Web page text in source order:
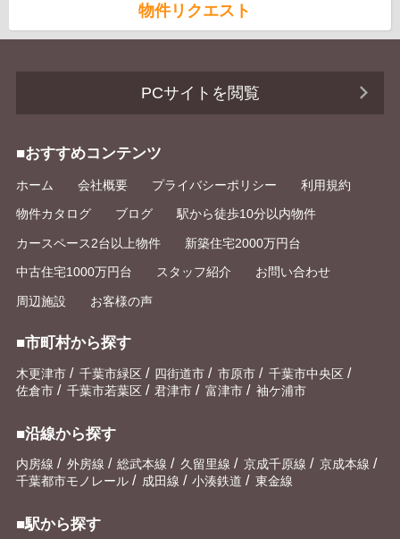
物件リクエスト
PCサイトを閲覧
■おすすめコンテンツ
ホーム 会社概要 プライバシーポリシー 利用規約
物件カタログ ブログ 駅から徒歩10分以内物件
カースペース2台以上物件 新築住宅2000万円台
中古住宅1000万円台 スタッフ紹介 お問い合わせ
周辺施設 お客様の声
■市町村から探す
木更津市 / 千葉市緑区 / 四街道市 / 市原市 / 千葉市中央区 /
佐倉市 / 千葉市若葉区 / 君津市 / 富津市 / 袖ケ浦市
■沿線から探す
内房線 / 外房線 / 総武本線 / 久留里線 / 京成千原線 / 京成本線 /
千葉都市モノレール / 成田線 / 小湊鉄道 / 東金線
■駅から探す